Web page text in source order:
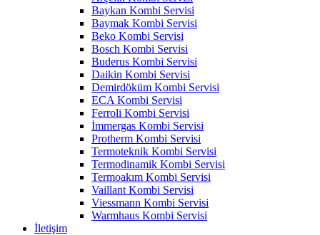
Baykan Kombi Servisi
Baymak Kombi Servisi
Beko Kombi Servisi
Bosch Kombi Servisi
Buderus Kombi Servisi
Daikin Kombi Servisi
Demirdöküm Kombi Servisi
ECA Kombi Servisi
Ferroli Kombi Servisi
İmmergas Kombi Servisi
Protherm Kombi Servisi
Termoteknik Kombi Servisi
Termodinamik Kombi Servisi
Termoakım Kombi Servisi
Vaillant Kombi Servisi
Viessmann Kombi Servisi
Warmhaus Kombi Servisi
İletişim